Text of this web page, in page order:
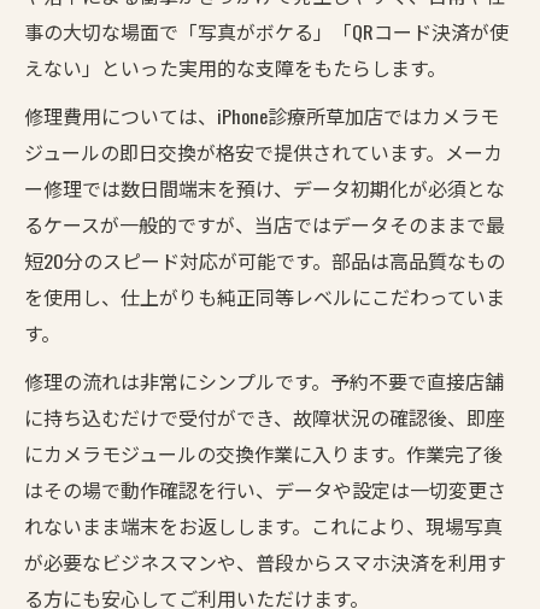
事の大切な場面で「写真がボケる」「QRコード決済が使
えない」といった実用的な支障をもたらします。
修理費用については、iPhone診療所草加店ではカメラモ
ジュールの即日交換が格安で提供されています。メーカ
ー修理では数日間端末を預け、データ初期化が必須とな
るケースが一般的ですが、当店ではデータそのままで最
短20分のスピード対応が可能です。部品は高品質なもの
を使用し、仕上がりも純正同等レベルにこだわっていま
す。
修理の流れは非常にシンプルです。予約不要で直接店舗
に持ち込むだけで受付ができ、故障状況の確認後、即座
にカメラモジュールの交換作業に入ります。作業完了後
はその場で動作確認を行い、データや設定は一切変更さ
れないまま端末をお返しします。これにより、現場写真
が必要なビジネスマンや、普段からスマホ決済を利用す
る方にも安心してご利用いただけます。